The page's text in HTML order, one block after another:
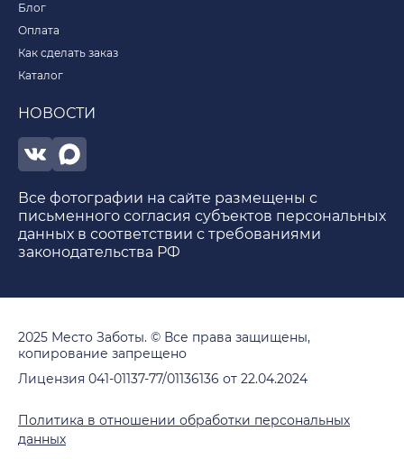
Блог
Оплата
Как сделать заказ
Каталог
НОВОСТИ
Все фотографии на сайте размещены с
письменного согласия субъектов персональных
данных в соответствии с требованиями
законодательства РФ
2025 Место Заботы. © Все права защищены,
копирование запрещено
Лицензия 041-01137-77/01136136 от 22.04.2024
Политика в отношении обработки персональных
данных